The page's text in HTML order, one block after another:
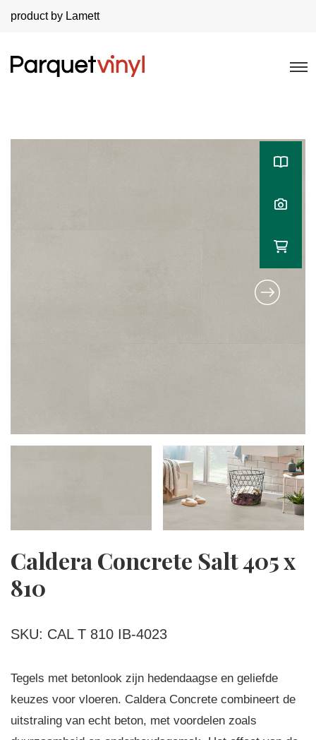
product by Lamett
Caldera Concrete Salt 405 x
810
SKU: CAL T 810 IB-4023
Tegels met betonlook zijn hedendaagse en geliefde
keuzes voor vloeren. Caldera Concrete combineert de
uitstraling van echt beton, met voordelen zoals